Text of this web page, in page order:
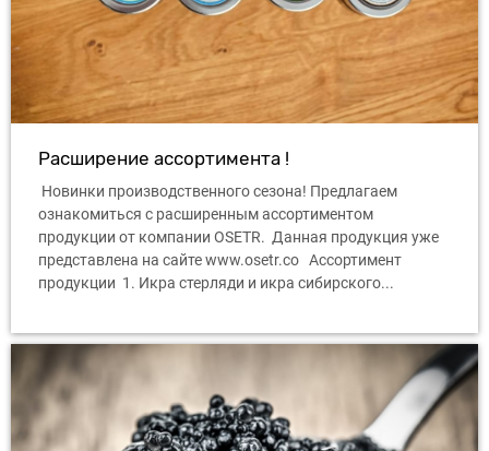
Расширение ассортимента !
Новинки производственного сезона! Предлагаем
ознакомиться с расширенным ассортиментом
продукции от компании OSETR. Данная продукция уже
представлена ​​на сайте www.osetr.co Ассортимент
продукции 1. Икра стерляди и икра сибирского...